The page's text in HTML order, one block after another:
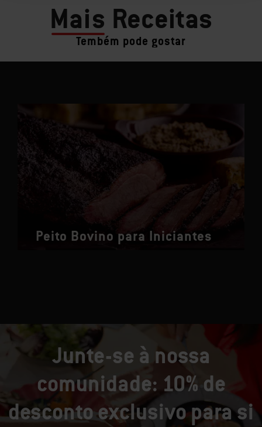
Mais Receitas
Tembém pode gostar
Peito Bovino para Iniciantes
Junte-se à nossa
comunidade: 10% de
desconto exclusivo para si